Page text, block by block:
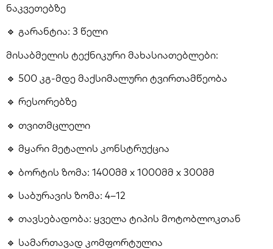
ნაკვეთებზე
🔹 გარანტია: 3 წელი
მისაბმელის ტექნიკური მახასიათებლები:
🔹 500 კგ-მდე მაქსიმალური ტვირთამწეობა
🔹 რესორებზე
🔹 თვითმცლელი
🔹 მყარი მეტალის კონსტრუქცია
🔹 ბორტის ზომა: 1400მმ x 1000მმ x 300მმ
🔹 საბურავის ზომა: 4–12
🔹 თავსებადობა: ყველა ტიპის მოტობლოკთან
🔹 სამართავად კომფორტულია